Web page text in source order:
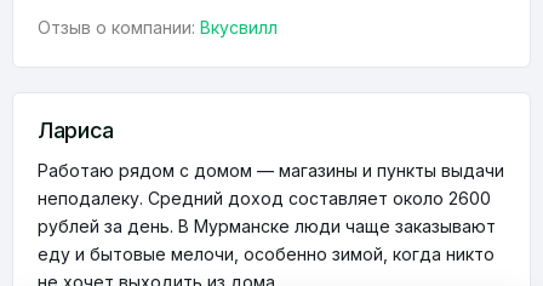
Отзыв о компании: Вкусвилл
Лариса
Работаю рядом с домом — магазины и пункты выдачи
неподалеку. Средний доход составляет около 2600
рублей за день. В Мурманске люди чаще заказывают
еду и бытовые мелочи, особенно зимой, когда никто
не хочет выходить из дома